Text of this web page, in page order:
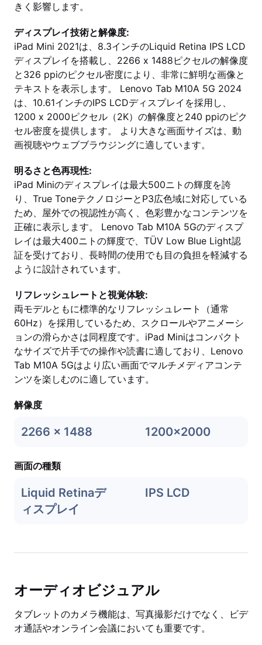
きく影響します。
ディスプレイ技術と解像度:
iPad Mini 2021は、8.3インチのLiquid Retina IPS LCD
ディスプレイを搭載し、2266 x 1488ピクセルの解像度
と326 ppiのピクセル密度により、非常に鮮明な画像と
テキストを表示します。 Lenovo Tab M10A 5G 2024
は、10.61インチのIPS LCDディスプレイを採用し、
1200 x 2000ピクセル（2K）の解像度と240 ppiのピク
セル密度を提供します。 より大きな画面サイズは、動
画視聴やウェブブラウジングに適しています。
明るさと色再現性:
iPad Miniのディスプレイは最大500ニトの輝度を誇
り、True ToneテクノロジーとP3広色域に対応している
ため、屋外での視認性が高く、色彩豊かなコンテンツを
正確に表示します。 Lenovo Tab M10A 5Gのディスプ
レイは最大400ニトの輝度で、TÜV Low Blue Light認
証を受けており、長時間の使用でも目の負担を軽減する
ように設計されています。
リフレッシュレートと視覚体験:
両モデルともに標準的なリフレッシュレート（通常
60Hz）を採用しているため、スクロールやアニメーシ
ョンの滑らかさは同程度です。iPad Miniはコンパクト
なサイズで片手での操作や読書に適しており、Lenovo
Tab M10A 5Gはより広い画面でマルチメディアコンテ
ンツを楽しむのに適しています。
解像度
2266 x 1488 1200x2000
画面の種類
Liquid Retinaデ
ィスプレイ
IPS LCD
オーディオビジュアル
タブレットのカメラ機能は、写真撮影だけでなく、ビデ
オ通話やオンライン会議においても重要です。